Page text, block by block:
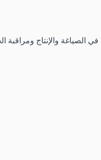
والإنتاج ومراقبة